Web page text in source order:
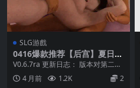
SLG游戲
0416爆款推荐【后宫】夏日芬
芳 Summer Scent v0.6.7Ra
【中文汉化】
V0.6.7ra 更新日志： 版本对第二天
的第 4 幕和第 5 幕两个场景进行
了...4 月前 1.2K 2